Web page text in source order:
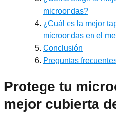
microondas?
¿Cuál es la mejor
microondas en el
Conclusión
Preguntas
Protege tu
mejor cubierta